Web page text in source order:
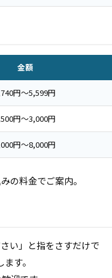
金額
円〜5,599円
円〜3,000円
円〜8,000円
の料金でご案内。
い」と指をさすだけで
す。